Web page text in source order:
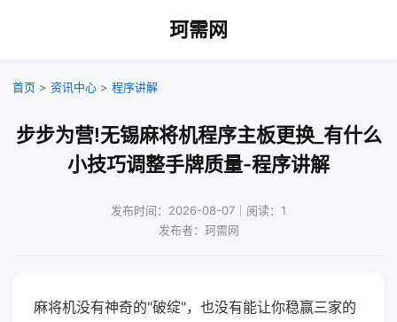
珂需网
首页 > 资讯中心 > 程序讲解
步步为营!无锡麻将机程序主板更换_有什么
小技巧调整手牌质量-程序讲解
发布时间：2026-08-07｜阅读：1
发布者：珂需网
麻将机没有神奇的"破绽"，也没有能让你稳赢三家的